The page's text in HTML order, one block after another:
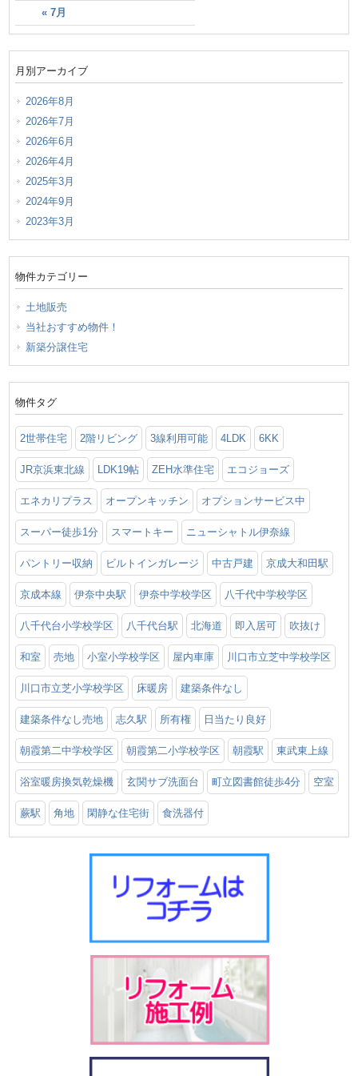
« 7月
月別アーカイブ
2026年8月
2026年7月
2026年6月
2026年4月
2025年3月
2024年9月
2023年3月
物件カテゴリー
土地販売
当社おすすめ物件！
新築分譲住宅
物件タグ
2世帯住宅 2階リビング 3線利用可能 4LDK 6KK
JR京浜東北線 LDK19帖 ZEH水準住宅 エコジョーズ
エネカリプラス オープンキッチン オプションサービス中
スーパー徒歩1分 スマートキー ニューシャトル伊奈線
パントリー収納 ビルトインガレージ 中古戸建 京成大和田駅
京成本線 伊奈中央駅 伊奈中学校学区 八千代中学校学区
八千代台小学校学区 八千代台駅 北海道 即入居可 吹抜け
和室 売地 小室小学校学区 屋内車庫 川口市立芝中学校学区
川口市立芝小学校学区 床暖房 建築条件なし
建築条件なし売地 志久駅 所有権 日当たり良好
朝霞第二中学校学区 朝霞第二小学校学区 朝霞駅 東武東上線
浴室暖房換気乾燥機 玄関サブ洗面台 町立図書館徒歩4分 空室
蕨駅 角地 閑静な住宅街 食洗器付